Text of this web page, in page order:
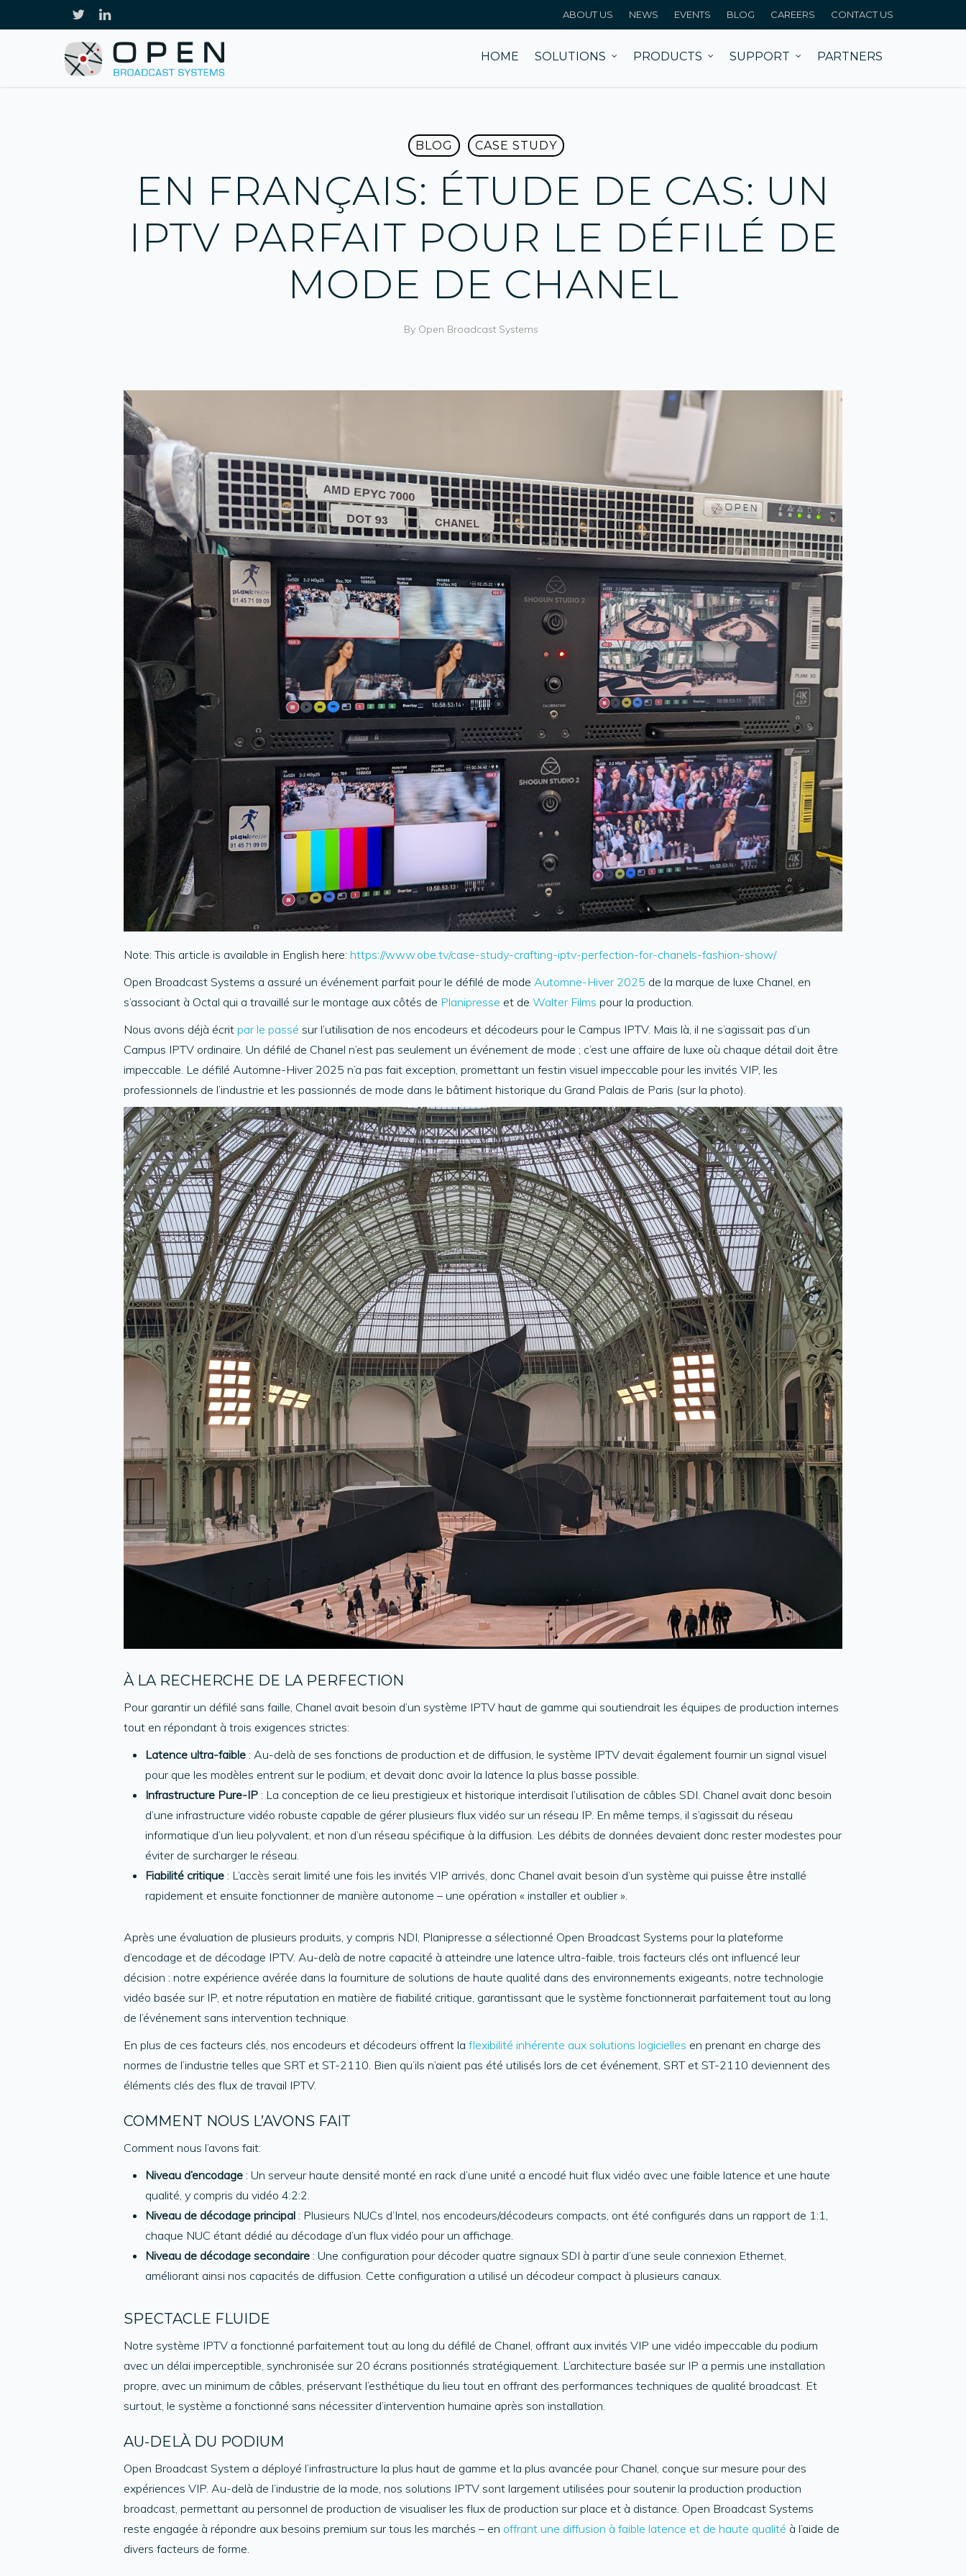
ABOUT US NEWS EVENTS BLOG CAREERS CONTACT US
HOME SOLUTIONS PRODUCTS SUPPORT PARTNERS
BLOG CASE STUDY
EN FRANÇAIS: ÉTUDE DE CAS: UN
IPTV PARFAIT POUR LE DÉFILÉ DE
MODE DE CHANEL
By Open Broadcast Systems
Note: This article is available in English here: https://www.obe.tv/case-study-crafting-iptv-perfection-for-chanels-fashion-show/
Open Broadcast Systems a assuré un événement parfait pour le défilé de mode Automne-Hiver 2025 de la marque de luxe Chanel, en
s’associant à Octal qui a travaillé sur le montage aux côtés de Planipresse et de Walter Films pour la production.
Nous avons déjà écrit par le passé sur l’utilisation de nos encodeurs et décodeurs pour le Campus IPTV. Mais là, il ne s’agissait pas d’un
Campus IPTV ordinaire. Un défilé de Chanel n’est pas seulement un événement de mode ; c’est une affaire de luxe où chaque détail doit être
impeccable. Le défilé Automne-Hiver 2025 n’a pas fait exception, promettant un festin visuel impeccable pour les invités VIP, les
professionnels de l’industrie et les passionnés de mode dans le bâtiment historique du Grand Palais de Paris (sur la photo).
À LA RECHERCHE DE LA PERFECTION
Pour garantir un défilé sans faille, Chanel avait besoin d’un système IPTV haut de gamme qui soutiendrait les équipes de production internes
tout en répondant à trois exigences strictes:
Latence ultra-faible : Au-delà de ses fonctions de production et de diffusion, le système IPTV devait également fournir un signal visuel
pour que les modèles entrent sur le podium, et devait donc avoir la latence la plus basse possible.
Infrastructure Pure-IP : La conception de ce lieu prestigieux et historique interdisait l’utilisation de câbles SDI. Chanel avait donc besoin
d’une infrastructure vidéo robuste capable de gérer plusieurs flux vidéo sur un réseau IP. En même temps, il s’agissait du réseau
informatique d’un lieu polyvalent, et non d’un réseau spécifique à la diffusion. Les débits de données devaient donc rester modestes pour
éviter de surcharger le réseau.
Fiabilité critique : L’accès serait limité une fois les invités VIP arrivés, donc Chanel avait besoin d’un système qui puisse être installé
rapidement et ensuite fonctionner de manière autonome – une opération « installer et oublier ».
Après une évaluation de plusieurs produits, y compris NDI, Planipresse a sélectionné Open Broadcast Systems pour la plateforme
d’encodage et de décodage IPTV. Au-delà de notre capacité à atteindre une latence ultra-faible, trois facteurs clés ont influencé leur
décision : notre expérience avérée dans la fourniture de solutions de haute qualité dans des environnements exigeants, notre technologie
vidéo basée sur IP, et notre réputation en matière de fiabilité critique, garantissant que le système fonctionnerait parfaitement tout au long
de l’événement sans intervention technique.
En plus de ces facteurs clés, nos encodeurs et décodeurs offrent la flexibilité inhérente aux solutions logicielles en prenant en charge des
normes de l’industrie telles que SRT et ST-2110. Bien qu’ils n’aient pas été utilisés lors de cet événement, SRT et ST-2110 deviennent des
éléments clés des flux de travail IPTV.
COMMENT NOUS L’AVONS FAIT
Comment nous l’avons fait:
Niveau d’encodage : Un serveur haute densité monté en rack d’une unité a encodé huit flux vidéo avec une faible latence et une haute
qualité, y compris du vidéo 4:2:2.
Niveau de décodage principal : Plusieurs NUCs d’Intel, nos encodeurs/décodeurs compacts, ont été configurés dans un rapport de 1:1,
chaque NUC étant dédié au décodage d’un flux vidéo pour un affichage.
Niveau de décodage secondaire : Une configuration pour décoder quatre signaux SDI à partir d’une seule connexion Ethernet,
améliorant ainsi nos capacités de diffusion. Cette configuration a utilisé un décodeur compact à plusieurs canaux.
SPECTACLE FLUIDE
Notre système IPTV a fonctionné parfaitement tout au long du défilé de Chanel, offrant aux invités VIP une vidéo impeccable du podium
avec un délai imperceptible, synchronisée sur 20 écrans positionnés stratégiquement. L’architecture basée sur IP a permis une installation
propre, avec un minimum de câbles, préservant l’esthétique du lieu tout en offrant des performances techniques de qualité broadcast. Et
surtout, le système a fonctionné sans nécessiter d’intervention humaine après son installation.
AU-DELÀ DU PODIUM
Open Broadcast System a déployé l’infrastructure la plus haut de gamme et la plus avancée pour Chanel, conçue sur mesure pour des
expériences VIP. Au-delà de l’industrie de la mode, nos solutions IPTV sont largement utilisées pour soutenir la production production
broadcast, permettant au personnel de production de visualiser les flux de production sur place et à distance. Open Broadcast Systems
reste engagée à répondre aux besoins premium sur tous les marchés – en offrant une diffusion à faible latence et de haute qualité à l’aide de
divers facteurs de forme.